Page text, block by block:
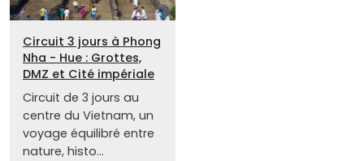
Circuit 3 jours à Phong
Nha - Hue : Grottes,
DMZ et Cité impériale
Circuit de 3 jours au
centre du Vietnam, un
voyage équilibré entre
nature, histo...